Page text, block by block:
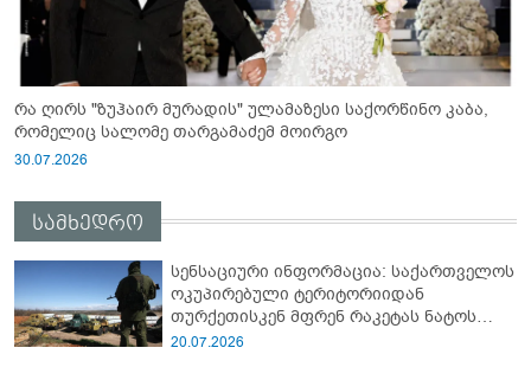
რა ღირს "ზუჰაირ მურადის" ულამაზესი საქორწინო კაბა,
რომელიც სალომე თარგამაძემ მოირგო
30.07.2026
სამხედრო
სენსაციური ინფორმაცია: საქართველოს
ოკუპირებული ტერიტორიიდან
თურქეთისკენ მფრენ რაკეტას ნატოს
სამიტი კინაღამ ჩაუშლია
20.07.2026